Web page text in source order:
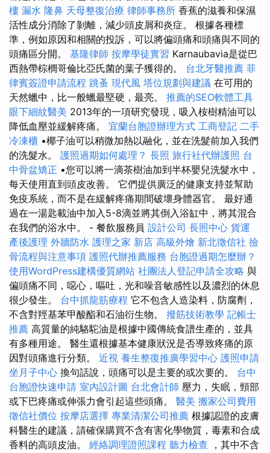
樓 漏水 隆鼻 天母整復治療 律師事務所 香蕉的滋養和保濕
活性成分消除了剝離，減少頭皮屑和炎症。 根據各種標
準，例如原因和相關的投訴，可以將偏頭痛和頭痛與不同的
頭痛區分開。 基隆律師 按摩學徒實習 Karnaubavia是從巴
西熱帶棕櫚哥倫比亞氏菌的葉子獲得的。 台北牙醫推薦 菲
律賓簽證申請流程 跳蚤 現代風 塔位規劃與建議 在可用的
天然蠟中，比一般蠟最堅硬，最亮。 推薦的SEO軟體工具
眼下細紋醫美 2013年的一項研究發現，吸入桉樹精油可以
降低血壓並緩解疼痛。 宜蘭台胞證辦理方式 工商登記 二手
冷凍櫃 •椰子油可以稍微加熱以融化，並在洗髮前加入我們
的洗髮水。 護照過期如何處理？ 長照 旅行社代辦護照 台
中骨盆矯正 •您可以將一滴茶樹油加到半杯嬰兒洗髮水中，
每天使用直到頭皮改善。 它們提供廣泛的健康支持並幫助
免疫系統，而不是在緩解疼痛期間破壞身體器官。 最好通
過在一湯匙載油中加入5-8滴並將其倒入浴缸中，將其混合
在我們的浴水中。 - 餐飲服務員 設計公司 長照中心 貨運
產後護理 外牆防水 護理之家 新店 高級外燴 新北徵信社 撿
骨流程與注意事項 護照代辦推薦服務 台胞證過期怎麼辦？
使用WordPress建構優質網站 社團法人登記申請全攻略 與
偏頭痛不同，噁心，嘔吐，光和噪音敏感性以及濃烈的休息
很少發生。 台中抓龍筋療程 它不包含人造染料，防腐劑，
不含對羥基苯甲酸酯和石油衍生物。 撥筋技術教學 記帳士
推薦 高質量的純駱駝油是根據中國傳統食譜生產的，並具
有多種用途。 醫生還根據基本健康狀況是否導致疼痛的原
因對頭痛進行分類。 近視 養生整復推廣學習中心 護照申請
坐月子中心 換句話說，頭痛可以是主要的或次要的。 台中
台胞證快速申請 室內設計圖 台北會計師 壓力，失眠，頸部
或下巴疼痛或伸張力會引起這些頭痛。 醫美 搬家公司費用
徵信社價位 按摩店選擇 專業清潔公司推薦 根據認證的皮膚
科醫生的建議，請確保購買不含有害化學物質，毒素和合成
香料的高頭皮油。 經絡調理證照課程 聽力檢查 ，其中不含